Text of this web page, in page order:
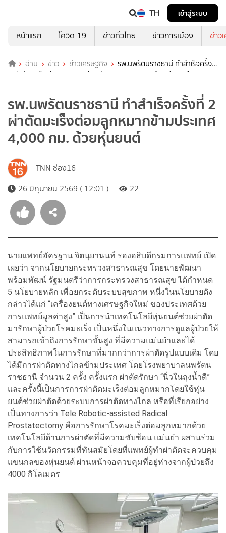
TH
เข้าสู่ระบบ
หน้าแรก
โควิด-19 ข่าวทั่วไทย ข่าวการเมือง ข่าว
อ่าน ข่าว ข่าวเศรษฐกิจ
รพ.นพรัตนราชธานี ทำสำเร็จครั้งที่
2 ผ่าตัดมะเร็งต่อมลูกหมากข้ามประเทศ 4,000 กม. ด้วยหุ่นยนต์
รพ.นพรัตนราชธานี ทำสำเร็จครั้งที่ 2
ผ่าตัดมะเร็งต่อมลูกหมากข้ามประเทศ
4,000 กม. ด้วยหุ่นยนต์
TNN ช่อง16
26 มิถุนายน 2569 ( 12:01 )
22
นายแพทย์อัครฐาน จิตนุยานนท์ รองอธิบดีกรมการแพทย์ เปิด
เผยว่า จากนโยบายกระทรวงสาธารณสุข โดยนายพัฒนา
พร้อมพัฒน์ รัฐมนตรีว่าการกระทรวงสาธารณสุข ได้กำหนด
5 นโยบายหลัก เพื่อยกระดับระบบสุขภาพ หนึ่งในนโยบายดัง
กล่าวได้แก่ “เครื่องยนต์ทางเศรษฐกิจใหม่ ของประเทศด้วย
การแพทย์มูลค่าสูง” เป็นการนำเทคโนโลยีหุ่นยนต์ช่วยผ่าตัด
มารักษาผู้ป่วยโรคมะเร็ง เป็นหนึ่งในแนวทางการดูแลผู้ป่วยให้
สามารถเข้าถึงการรักษาขั้นสูง ที่มีความแม่นยำและได้
ประสิทธิภาพในการรักษาที่มากกว่าการผ่าตัดรูปแบบเดิม โดย
ได้มีการผ่าตัดทางไกลข้ามประเทศ โดยโรงพยาบาลนพรัตน
ราชธานี จํานวน 2 ครั้ง ครั้งแรก ผ่าตัดรักษา “นิ่วในถุงน้ำดี”
และครั้งนี้เป็นการการผ่าตัดมะเร็งต่อมลูกหมากโดยใช้หุ่น
ยนต์ช่วยผ่าตัดด้วยระบบการผ่าตัดทางไกล หรือที่เรียกอย่าง
เป็นทางการว่า Tele Robotic-assisted Radical
Prostatectomy คือการรักษาโรคมะเร็งต่อมลูกหมากด้วย
เทคโนโลยีด้านการผ่าตัดที่มีความซับซ้อน แม่นยำ ผสานร่วม
กับการใช้นวัตกรรมที่ทันสมัยโดยที่แพทย์ผู้ทำผ่าตัดจะควบคุม
แขนกลของหุ่นยนต์ ผ่านหน้าจอควบคุมที่อยู่ห่างจากผู้ป่วยถึง
4000 กิโลเมตร